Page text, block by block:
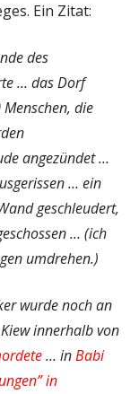
Ein Zitat:
des
… das Dorf
die
angezündet …
… ein
geschleudert,
… (ich
umdrehen.)
wurde noch an
innerhalb von
… inBabi
in